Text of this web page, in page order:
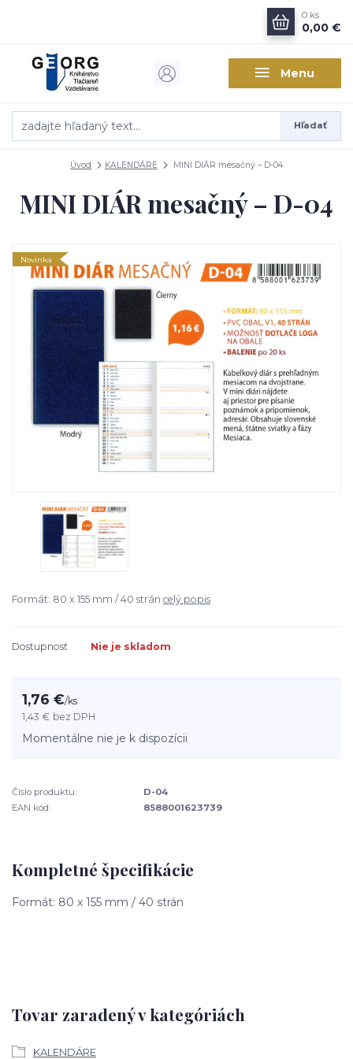
Menu
Hľadať
0 ks
0,00 €
Úvod KALENDÁRE MINI DIÁR mesačný – D-04
MINI DIÁR mesačný – D-04
Novinka
Formát: 80 x 155 mm / 40 strán celý popis
Dostupnosť Nie je skladom
1,76 €/ks
1,43 € bez DPH
Momentálne nie je k dispozícii
Číslo produktu:
D-04
EAN kód:
8588001623739
Kompletné špecifikácie
Formát: 80 x 155 mm / 40 strán
Tovar zaradený v kategóriách
KALENDÁRE